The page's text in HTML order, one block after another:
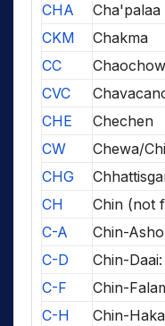
CHA
CKM
Chakma
CC
CVC
CHE
Chechen
CW
Chewa/
CHG
CH
Chin (not
C-A
Chin-Asho
C-D
Chin-Daai:
C-F
Chin-
C-H
Chin-Haka